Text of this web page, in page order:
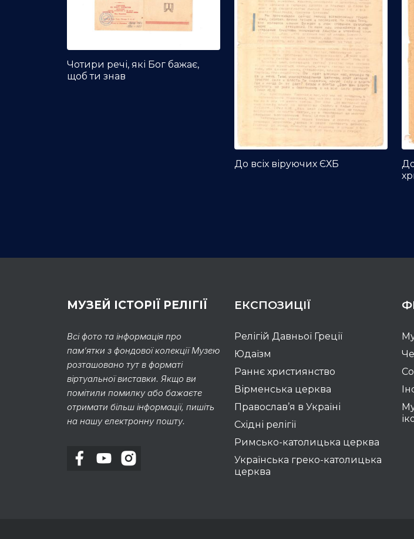
Чотири речі, які Бог бажає,
щоб ти знав
До всіх віруючих ЄХБ
МУЗЕЙ ІСТОРІЇ РЕЛІГІЇ
Всі фото та інформація про
пам’ятки з фондової колекції Музею
розташовано тут в форматі
віртуальної виставки. Якщо ви
помітили помилку або бажаєте
отримати більш інформації, пишіть
на нашу електронну пошту.
ЕКСПОЗИЦІЇ
Релігій Давньої Греції
Юдаїзм
Раннє християнство
Вірменська церква
Православ’я в Україні
Східні релігії
Римсько-католицька церква
Українська греко-католицька
церква